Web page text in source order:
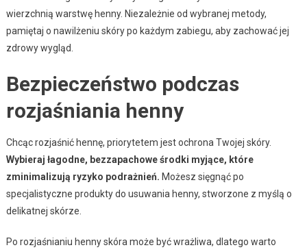
wierzchnią warstwę henny. Niezależnie od wybranej metody,
pamiętaj o nawilżeniu skóry po każdym zabiegu, aby zachować jej
zdrowy wygląd.
Bezpieczeństwo podczas
rozjaśniania henny
Chcąc rozjaśnić hennę, priorytetem jest ochrona Twojej skóry.
Wybieraj łagodne, bezzapachowe środki myjące, które
zminimalizują ryzyko podrażnień. Możesz sięgnąć po
specjalistyczne produkty do usuwania henny, stworzone z myślą o
delikatnej skórze.
Po rozjaśnianiu henny skóra może być wrażliwa, dlatego warto